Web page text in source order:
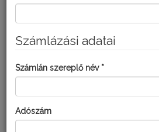
Számlázási adatai
Számlán szereplő név *
Adószám